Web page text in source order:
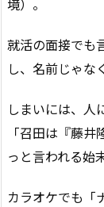
境）。
就活の面接でも
し、名前じゃな
しまいには、人
「召田は『藤井
っと言われる始
カラオケでも「